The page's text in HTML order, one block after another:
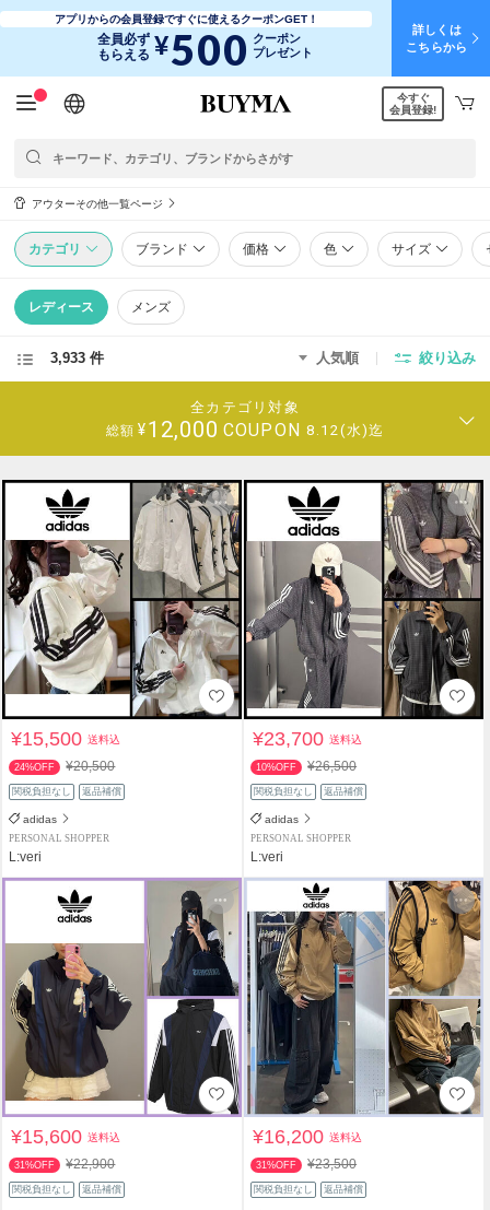
アプリからの会員登録ですぐに使えるクーポンGET！
全員必ず
もらえる ¥500 クーポン
プレゼント
詳しくは
こちらから
日本語
English
简体中文
繁體中文
今すぐ
会員登録!
アウターその他一覧ページ
カテゴリ ブランド 価格 色 サイズ
レディース メンズ
3,933 件 人気順 絞り込み
全カテゴリ対象
総額 ¥12,000 COUPON 8.12(水)迄
¥15,500送料込
24%OFF ¥20,500
関税負担なし 返品補償
adidas
PERSONAL SHOPPER
L:veri
¥23,700送料込
10%OFF ¥26,500
関税負担なし 返品補償
adidas
PERSONAL SHOPPER
L:veri
¥15,600送料込
31%OFF ¥22,900
関税負担なし 返品補償
¥16,200送料込
31%OFF ¥23,500
関税負担なし 返品補償